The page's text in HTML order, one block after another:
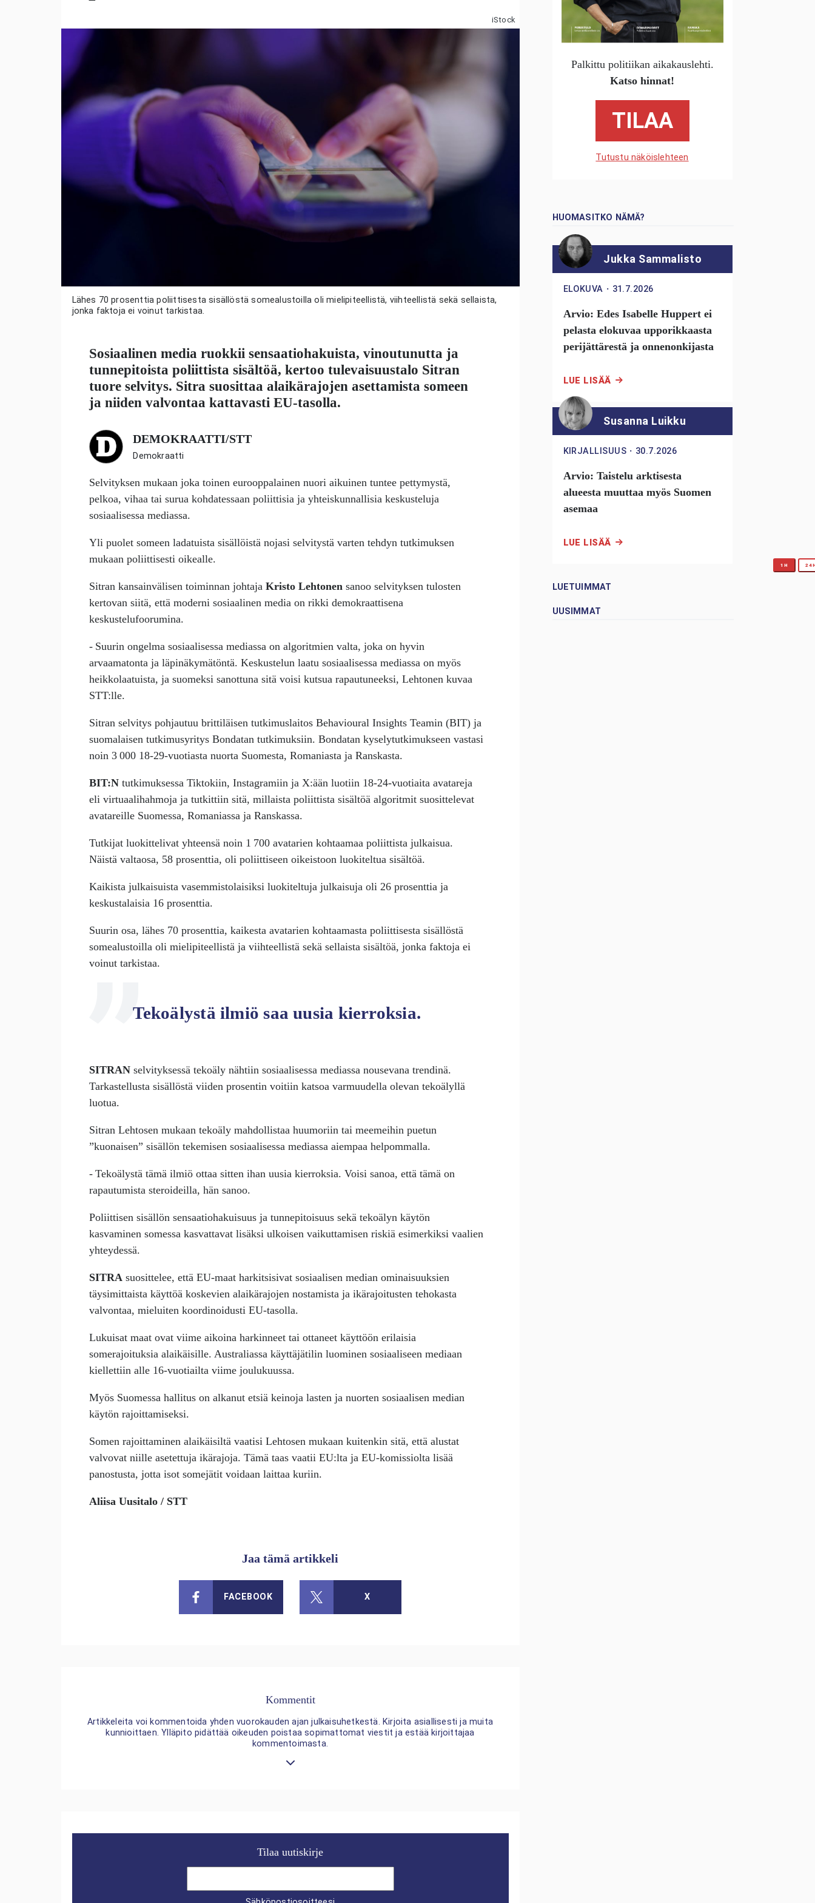
iStock
Lähes 70 prosenttia poliittisesta sisällöstä somealustoilla oli mielipiteellistä, viihteellistä sekä sellaista,
jonka faktoja ei voinut tarkistaa.
Sosiaalinen media ruokkii sensaatiohakuista, vinoutunutta ja
tunnepitoista poliittista sisältöä, kertoo tulevaisuustalo Sitran
tuore selvitys. Sitra suosittaa alaikärajojen asettamista someen
ja niiden valvontaa kattavasti EU-tasolla.
DEMOKRAATTI/STT
Demokraatti
Selvityksen mukaan joka toinen eurooppalainen nuori aikuinen tuntee pettymystä,
pelkoa, vihaa tai surua kohdatessaan poliittisia ja yhteiskunnallisia keskusteluja
sosiaalisessa mediassa.
Yli puolet someen ladatuista sisällöistä nojasi selvitystä varten tehdyn tutkimuksen
mukaan poliittisesti oikealle.
Sitran kansainvälisen toiminnan johtajaKristo Lehtonensanoo selvityksen tulosten
kertovan siitä, että moderni sosiaalinen media on rikki demokraattisena
keskustelufoorumina.
- Suurin ongelma sosiaalisessa mediassa on algoritmien valta, joka on hyvin
arvaamatonta ja läpinäkymätöntä. Keskustelun laatu sosiaalisessa mediassa on myös
heikkolaatuista, ja suomeksi sanottuna sitä voisi kutsua rapautuneeksi, Lehtonen kuvaa
STT:lle.
Sitran selvitys pohjautuu brittiläisen tutkimuslaitos Behavioural Insights Teamin (BIT) ja
suomalaisen tutkimusyritys Bondatan tutkimuksiin. Bondatan kyselytutkimukseen vastasi
noin 3 000 18-29-vuotiasta nuorta Suomesta, Romaniasta ja Ranskasta.
BIT:N tutkimuksessa Tiktokiin, Instagramiin ja X:ään luotiin 18-24-vuotiaita avatareja
eli virtuaalihahmoja ja tutkittiin sitä, millaista poliittista sisältöä algoritmit suosittelevat
avatareille Suomessa, Romaniassa ja Ranskassa.
Tutkijat luokittelivat yhteensä noin 1 700 avatarien kohtaamaa poliittista julkaisua.
Näistä valtaosa, 58 prosenttia, oli poliittiseen oikeistoon luokiteltua sisältöä.
Kaikista julkaisuista vasemmistolaisiksi luokiteltuja julkaisuja oli 26 prosenttia ja
keskustalaisia 16 prosenttia.
Suurin osa, lähes 70 prosenttia, kaikesta avatarien kohtaamasta poliittisesta sisällöstä
somealustoilla oli mielipiteellistä ja viihteellistä sekä sellaista sisältöä, jonka faktoja ei
voinut tarkistaa.
Tekoälystä ilmiö saa uusia kierroksia.
SITRAN selvityksessä tekoäly nähtiin sosiaalisessa mediassa nousevana trendinä.
Tarkastellusta sisällöstä viiden prosentin voitiin katsoa varmuudella olevan tekoälyllä
luotua.
Sitran Lehtosen mukaan tekoäly mahdollistaa huumoriin tai meemeihin puetun
”kuonaisen” sisällön tekemisen sosiaalisessa mediassa aiempaa helpommalla.
- Tekoälystä tämä ilmiö ottaa sitten ihan uusia kierroksia. Voisi sanoa, että tämä on
rapautumista steroideilla, hän sanoo.
Poliittisen sisällön sensaatiohakuisuus ja tunnepitoisuus sekä tekoälyn käytön
kasvaminen somessa kasvattavat lisäksi ulkoisen vaikuttamisen riskiä esimerkiksi vaalien
yhteydessä.
SITRA suosittelee, että EU-maat harkitsisivat sosiaalisen median ominaisuuksien
täysimittaista käyttöä koskevien alaikärajojen nostamista ja ikärajoitusten tehokasta
valvontaa, mieluiten koordinoidusti EU-tasolla.
Lukuisat maat ovat viime aikoina harkinneet tai ottaneet käyttöön erilaisia
somerajoituksia alaikäisille. Australiassa käyttäjätilin luominen sosiaaliseen mediaan
kiellettiin alle 16-vuotiailta viime joulukuussa.
Myös Suomessa hallitus on alkanut etsiä keinoja lasten ja nuorten sosiaalisen median
käytön rajoittamiseksi.
Somen rajoittaminen alaikäisiltä vaatisi Lehtosen mukaan kuitenkin sitä, että alustat
valvovat niille asetettuja ikärajoja. Tämä taas vaatii EU:lta ja EU-komissiolta lisää
panostusta, jotta isot somejätit voidaan laittaa kuriin.
Aliisa Uusitalo / STT
Jaa tämä artikkeli
FACEBOOK X
Kommentit
Artikkeleita voi kommentoida yhden vuorokauden ajan julkaisuhetkestä. Kirjoita asiallisesti ja muita
kunnioittaen. Ylläpito pidättää oikeuden poistaa sopimattomat viestit ja estää kirjoittajaa
kommentoimasta.
Tilaa uutiskirje
Palkittu politiikan aikakauslehti.
Katso hinnat!
TILAA
Tutustu näköislehteen
HUOMASITKO NÄMÄ?
Jukka Sammalisto
ELOKUVA ・ 31.7.2026
Arvio: Edes Isabelle Huppert ei
pelasta elokuvaa upporikkaasta
perijättärestä ja onnenonkijasta
LUE LISÄÄ
Susanna Luikku
KIRJALLISUUS ・ 30.7.2026
Arvio: Taistelu arktisesta
alueesta muuttaa myös Suomen
asemaa
LUE LISÄÄ
LUETUIMMAT
1H
UUSIMMAT